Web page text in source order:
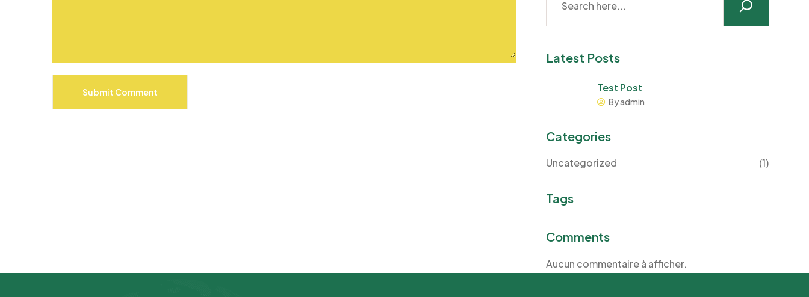
Submit Comment
Latest Posts
Test Post
By admin
Categories
Uncategorized (1)
Tags
Comments
Aucun commentaire à afficher.